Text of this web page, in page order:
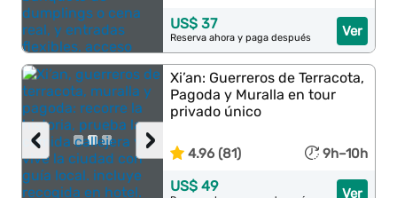
Ver
US$ 37
Reserva ahora y paga después
›
‹
Xi’an: Guerreros de Terracota,
Pagoda y Muralla en tour
privado único
4.96 (81) 9h–10h
Ver
US$ 49